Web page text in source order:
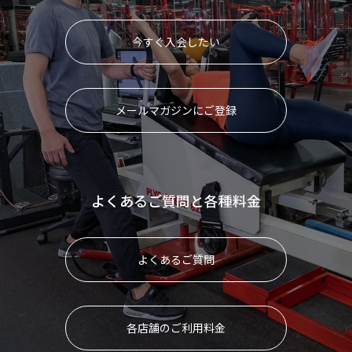
今すぐ入会したい
メールマガジンにご登録
よくあるご質問と各種料金
よくあるご質問
各店舗のご利用料金